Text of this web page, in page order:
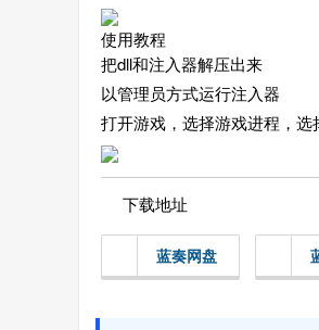
使用教程
把dll和注入器解压出来
以管理员方式运行注入器
打开游戏，选择游戏进程，选
下载地址
蓝奏网盘